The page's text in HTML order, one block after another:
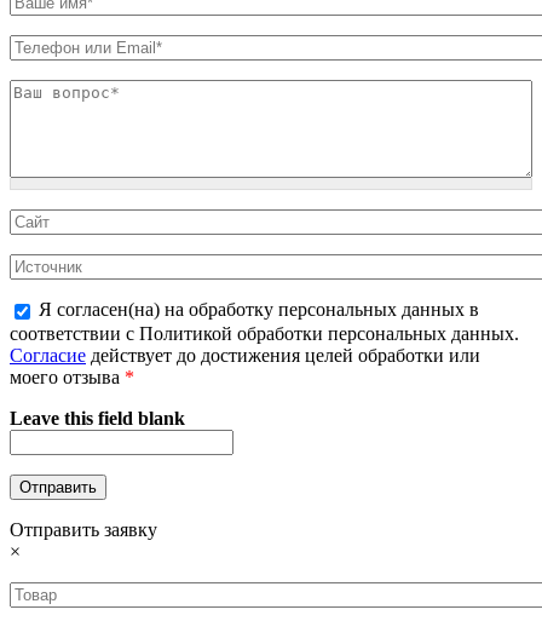
Я согласен(на) на обработку персональных данных в
соответствии с Политикой обработки персональных данных.
Согласие действует до достижения целей обработки или
моего отзыва *
Leave this field blank
Отправить заявку
×